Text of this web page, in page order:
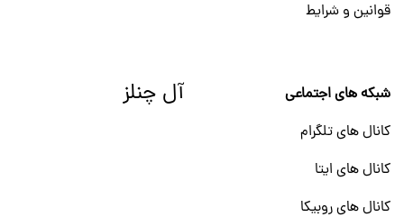
قوانین و شرایط
شبکه های اجتماعی
کانال های تلگرام
کانال های ایتا
کانال های روبیکا
آل چنلز